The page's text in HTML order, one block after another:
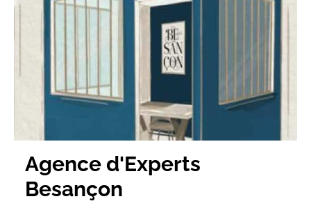
Agence d'Experts
Besançon